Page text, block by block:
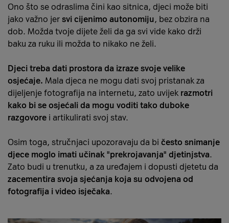
Ono što se odraslima čini kao sitnica, djeci može biti
jako važno jer svi cijenimo autonomiju, bez obzira na
dob. Možda tvoje dijete želi da ga svi vide kako drži
baku za ruku ili možda to nikako ne želi.
Djeci treba dati prostora da izraze svoje velike
osjećaje. Mala djeca ne mogu dati svoj pristanak za
dijeljenje fotografija na internetu, zato uvijek razmotri
kako bi se osjećali da mogu voditi tako duboke
razgovore i artikulirati svoj stav.
Osim toga, stručnjaci upozoravaju da bi često snimanje
djece moglo imati učinak "prekrojavanja" djetinjstva.
Zato budi u trenutku, a za uređajem i dopusti djetetu da
zacementira svoja sjećanja koja su odvojena od
fotografija i video isječaka.